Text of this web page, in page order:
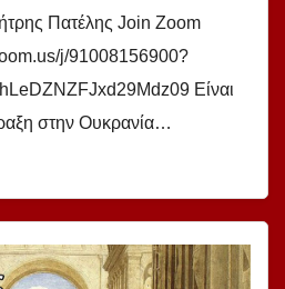
Πατέλης Join Zoom
j/91008156900?
Είναι
στην Ουκρανία…